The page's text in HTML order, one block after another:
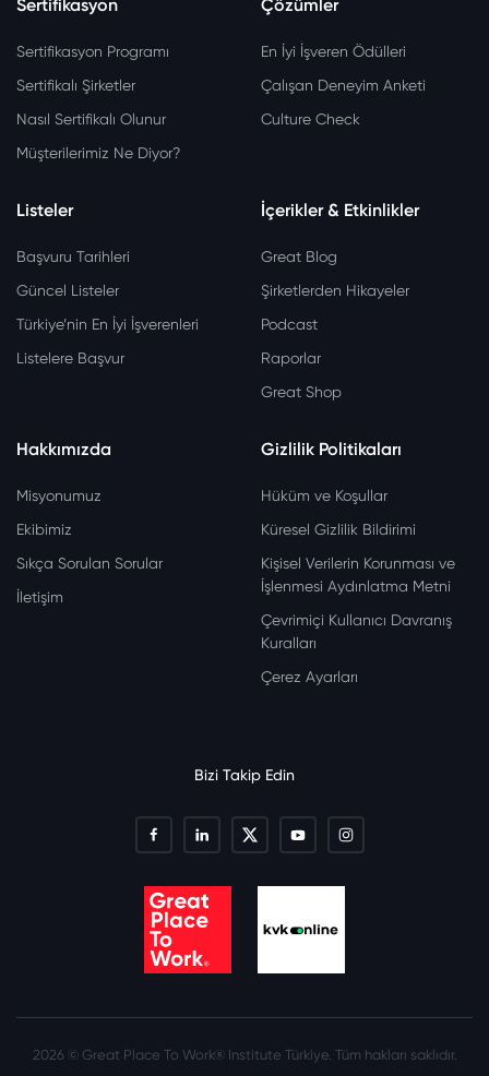
Sertifikasyon
Sertifikasyon Programı
Sertifikalı Şirketler
Nasıl Sertifikalı Olunur
Müşterilerimiz Ne Diyor?
Çözümler
En İyi İşveren Ödülleri
Çalışan Deneyim Anketi
Culture Check
Listeler
Başvuru Tarihleri
Güncel Listeler
Türkiye’nin En İyi İşverenleri
Listelere Başvur
İçerikler & Etkinlikler
Great Blog
Şirketlerden Hikayeler
Podcast
Raporlar
Great Shop
Hakkımızda
Misyonumuz
Ekibimiz
Sıkça Sorulan Sorular
İletişim
Gizlilik Politikaları
Hüküm ve Koşullar
Küresel Gizlilik Bildirimi
Kişisel Verilerin Korunması ve
İşlenmesi Aydınlatma Metni
Çevrimiçi Kullanıcı Davranış
Kuralları
Çerez Ayarları
Bizi Takip Edin
2026 © Great Place To Work® Institute Türkiye. Tüm hakları saklıdır.